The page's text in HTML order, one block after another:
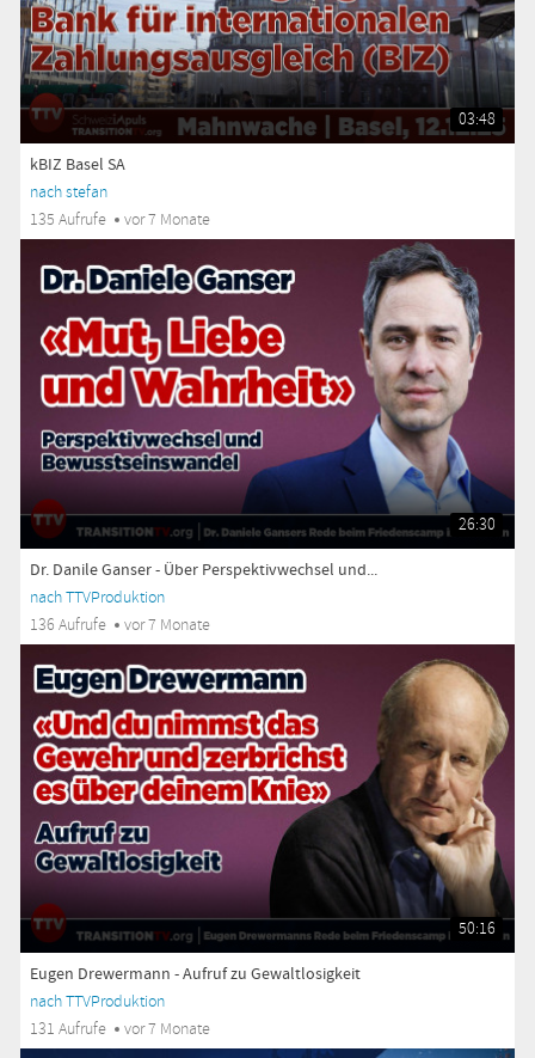
03:48
kBIZ Basel SA
nach stefan
135 Aufrufe
vor 7 Monate
26:30
Dr. Danile Ganser - Über Perspektivwechsel und...
nach TTVProduktion
136 Aufrufe
vor 7 Monate
50:16
Eugen Drewermann - Aufruf zu Gewaltlosigkeit
nach TTVProduktion
131 Aufrufe
vor 7 Monate